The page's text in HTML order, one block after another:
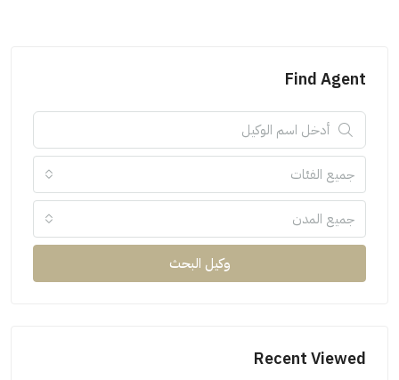
Find Agent
جميع الفئات
جميع المدن
وكيل البحث
Recent Viewed